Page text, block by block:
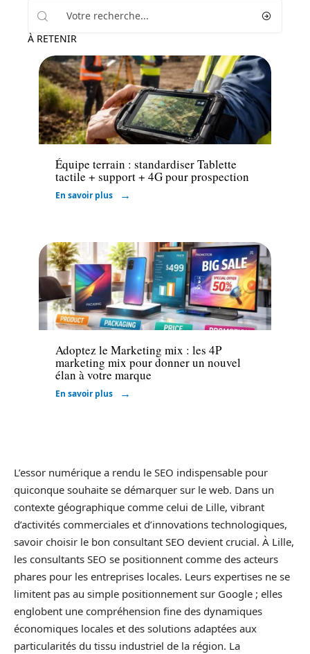
À RETENIR
Marketing
Équipe terrain : standardiser Tablette
tactile + support + 4G pour prospection
En savoir plus
Marketing
Adoptez le Marketing mix : les 4P
marketing mix pour donner un nouvel
élan à votre marque
En savoir plus
L’essor numérique a rendu le SEO indispensable pour
quiconque souhaite se démarquer sur le web. Dans un
contexte géographique comme celui de Lille, vibrant
d’activités commerciales et d’innovations technologiques,
savoir choisir le bon consultant SEO devient crucial. À Lille,
les consultants SEO se positionnent comme des acteurs
phares pour les entreprises locales. Leurs expertises ne se
limitent pas au simple positionnement sur Google ; elles
englobent une compréhension fine des dynamiques
économiques locales et des solutions adaptées aux
particularités du tissu industriel de la région. La